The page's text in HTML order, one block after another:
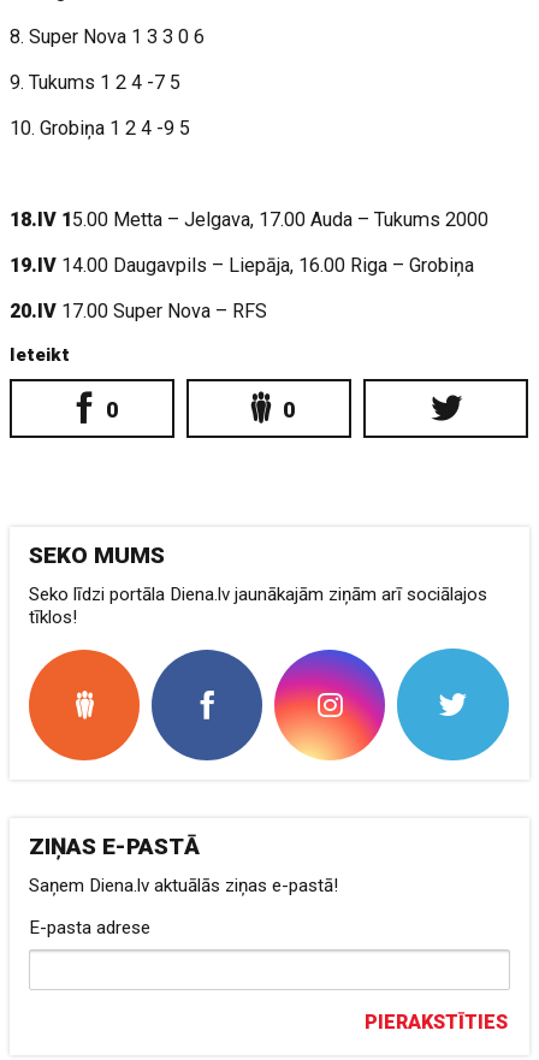
8. Super Nova 1 3 3 0 6
9. Tukums 1 2 4 -7 5
10. Grobiņa 1 2 4 -9 5
18.IV 15.00 Metta – Jelgava, 17.00 Auda – Tukums 2000
19.IV 14.00 Daugavpils – Liepāja, 16.00 Riga – Grobiņa
20.IV 17.00 Super Nova – RFS
Ieteikt
0 0
SEKO MUMS
Seko līdzi portāla Diena.lv jaunākajām ziņām arī sociālajos
tīklos!
ZIŅAS E-PASTĀ
Saņem Diena.lv aktuālās ziņas e-pastā!
E-pasta adrese
PIERAKSTĪTIES